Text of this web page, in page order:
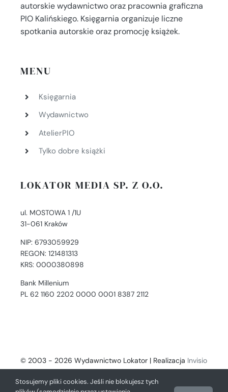
autorskie wydawnictwo oraz pracownia graficzna
PIO Kalińskiego. Księgarnia organizuje liczne
spotkania autorskie oraz promocję książek.
MENU
Księgarnia
Wydawnictwo
AtelierPIO
Tylko dobre książki
LOKATOR MEDIA SP. Z O.O.
ul. MOSTOWA 1 /1U
31-061 Kraków
NIP: 6793059929
REGON: 121481313
KRS: 0000380898
Bank Millenium
PL 62 1160 2202 0000 0001 8387 2112
© 2003 - 2026 Wydawnictwo Lokator | Realizacja Invisio
- Digital Solutions
Stosujemy pliki cookies. Jeśli nie blokujesz tych